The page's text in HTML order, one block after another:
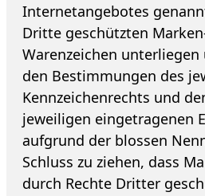
Internetangebotes
Dritte geschützten
Warenzeichen
den Bestimmungen des
Kennzeichenrechts und
jeweiligen eingetragenen
aufgrund der blossen
Schluss zu ziehen, dass
durch Rechte Dritter